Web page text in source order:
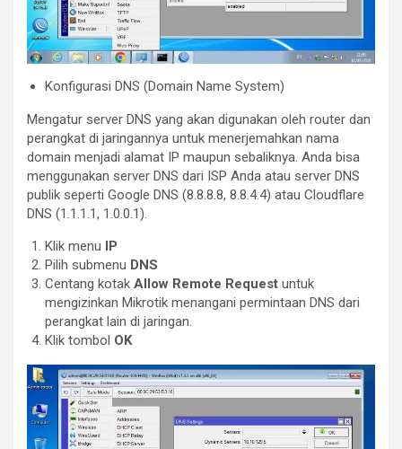
Konfigurasi DNS (Domain Name System)
Mengatur server DNS yang akan digunakan oleh router dan
perangkat di jaringannya untuk menerjemahkan nama
domain menjadi alamat IP maupun sebaliknya. Anda bisa
menggunakan server DNS dari ISP Anda atau server DNS
publik seperti Google DNS (8.8.8.8, 8.8.4.4) atau Cloudflare
DNS (1.1.1.1, 1.0.0.1).
Klik menu IP
Pilih submenu DNS
Centang kotak Allow Remote Request untuk
mengizinkan Mikrotik menangani permintaan DNS dari
perangkat lain di jaringan.
Klik tombol OK